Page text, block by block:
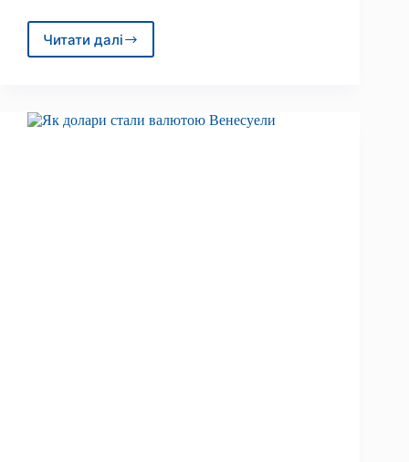
Читати далі
Ціна
прориву,
коли